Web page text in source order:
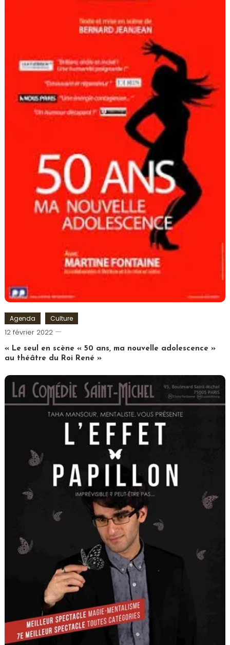
Agenda Culture
12 février 2022
Cédric
Cilia
« Le seul en scène « 50 ans, ma nouvelle adolescence »
au théâtre du Roi René »